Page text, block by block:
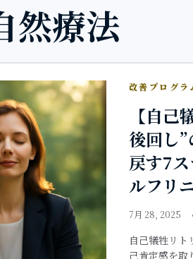
然療法
改善プログラ
【自
後回し
戻す7
ルフリ
7月 28, 2025
自己犠牲リト
己肯定感を取